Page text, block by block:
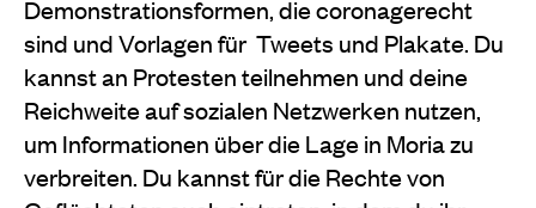
Demonstrationsformen, die coronagerecht
sind und Vorlagen für Tweets und Plakate. Du
kannst an Protesten teilnehmen und deine
Reichweite auf sozialen Netzwerken nutzen,
um Informationen über die Lage in Moria zu
verbreiten. Du kannst für die Rechte von